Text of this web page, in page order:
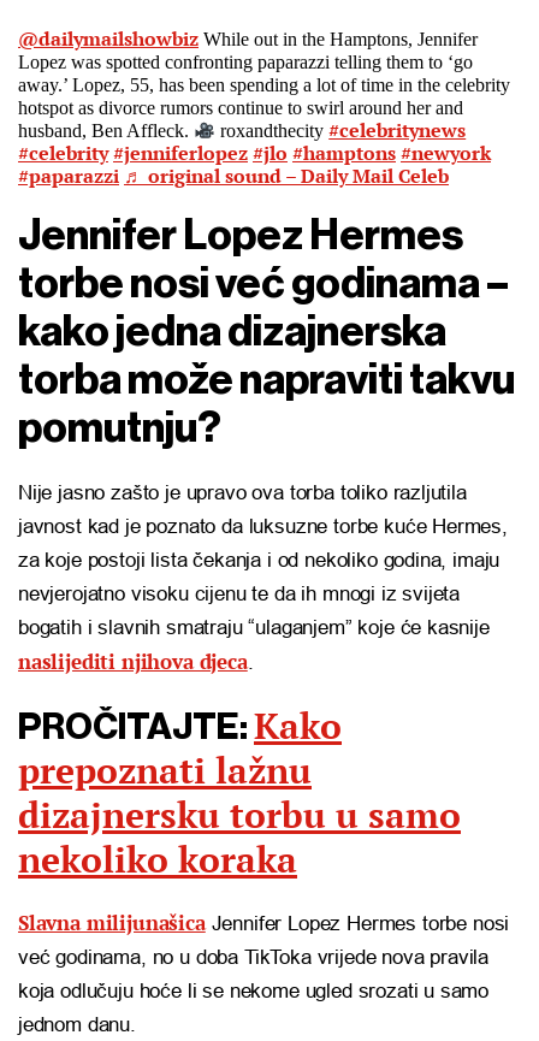
@dailymailshowbiz While out in the Hamptons, Jennifer
Lopez was spotted confronting paparazzi telling them to ‘go
away.’ Lopez, 55, has been spending a lot of time in the celebrity
hotspot as divorce rumors continue to swirl around her and
husband, Ben Affleck.
roxandthecity#celebritynews
#celebrity#jenniferlopez#jlo #hamptons#newyork
#paparazzi ♬ original sound – Daily Mail Celeb
Jennifer Lopez Hermes
torbe nosi već godinama –
kako jedna dizajnerska
torba može napraviti takvu
pomutnju?
Nije jasno zašto je upravo ova torba toliko razljutila
javnost kad je poznato da luksuzne torbe kuće Hermes,
za koje postoji lista čekanja i od nekoliko godina, imaju
nevjerojatno visoku cijenu te da ih mnogi iz svijeta
bogatih i slavnih smatraju “ulaganjem” koje će kasnije
naslijediti njihova djeca.
PROČITAJTE: Kako
prepoznati lažnu
dizajnersku torbu u samo
nekoliko koraka
Slavna milijunašicaJennifer Lopez Hermes torbe nosi
već godinama, no u doba TikToka vrijede nova pravila
koja odlučuju hoće li se nekome ugled srozati u samo
jednom danu.